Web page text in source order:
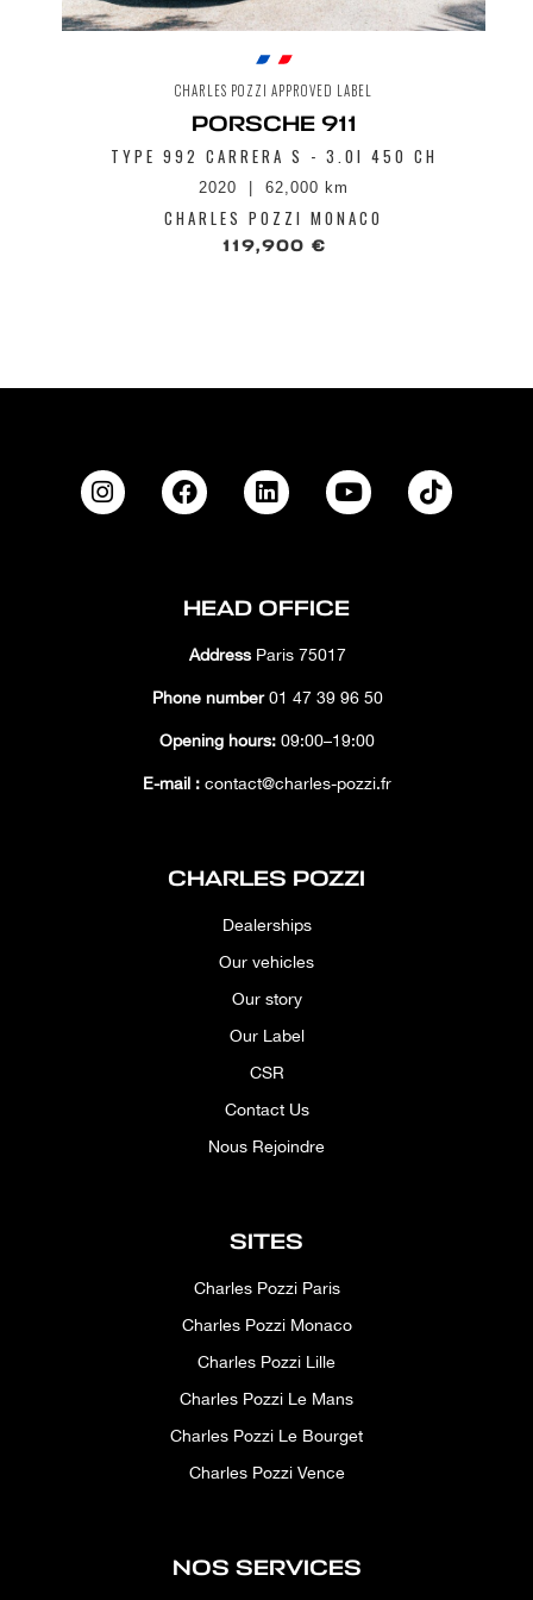
CHARLES POZZI APPROVED LABEL
PORSCHE 911
TYPE 992 CARRERA S - 3.0I 450 CH
2020 62,000 km
CHARLES POZZI MONACO
119,900 €
HEAD OFFICE
AddressParis 75017
Phone number01 47 39 96 50
Opening hours: 09:00–19:00
E-mail : contact@charles-pozzi.fr
CHARLES POZZI
Dealerships
Our vehicles
Our story
Our Label
CSR
Contact Us
Nous Rejoindre
SITES
Charles Pozzi Paris
Charles Pozzi Monaco
Charles Pozzi Lille
Charles Pozzi Le Mans
Charles Pozzi Le Bourget
Charles Pozzi Vence
NOS SERVICES